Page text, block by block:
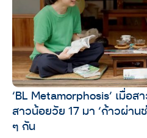
‘BL Metamorphosis’ เมื่อ
สาวน้อยวัย 17 มา ‘ก้าวผ่าน
ๆ กัน